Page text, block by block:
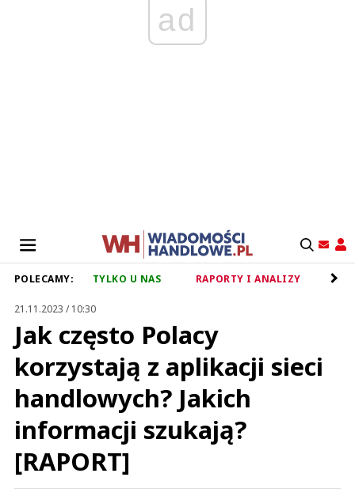
ad
POLECAMY: TYLKO U NAS RAPORTY I ANALIZY
21.11.2023 / 10:30
Jak często Polacy
korzystają z aplikacji sieci
handlowych? Jakich
informacji szukają?
[RAPORT]